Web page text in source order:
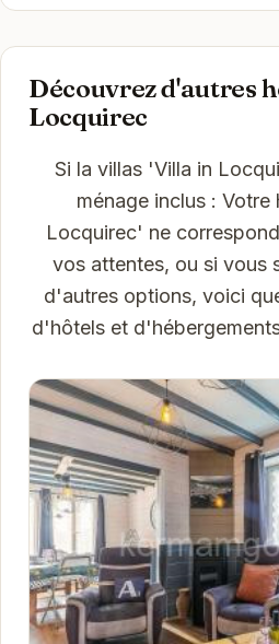
Découvrez d'autres
Locquirec
Si la villas 'Villa in
ménage inclus : Votre
Locquirec' ne
vos attentes, ou si vous
d'autres options, voici
d'hôtels et